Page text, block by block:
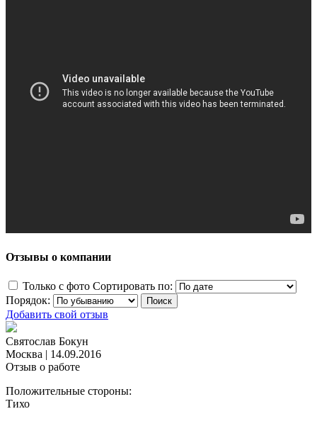
Отзывы о компании
Только с фото Сортировать по:
Порядок:
Добавить свой отзыв
Святослав Бокун
Москва | 14.09.2016
Отзыв о работе
Положительные стороны:
Тихо